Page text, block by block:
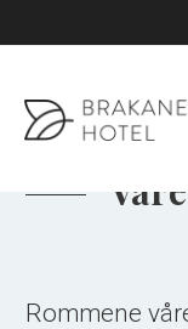
til
innhold
Rommene